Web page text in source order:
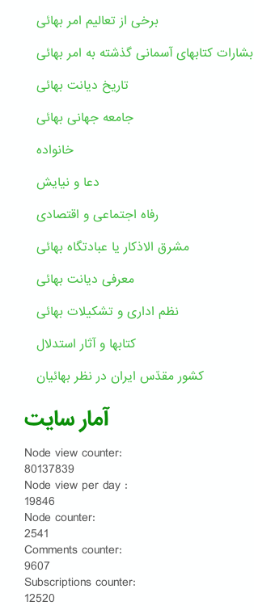
برخی از تعالیم امر بهائی
بشارات کتابهای آسمانی گذشته به امر بهائی
تاریخ دیانت بهائی
جامعه جهانی بهائی
خانواده
دعا و نیایش
رفاه اجتماعی و اقتصادی
مشرق الاذکار یا عبادتگاه بهائی
معرفی دیانت بهائی
نظم اداری و تشکیلات بهائی
کتابها و آثار استدلال
کشور مقدّس ایران در نظر بهائیان
آمار سایت
Node view counter:
80137839
Node view per day :
19846
Node counter:
2541
Comments counter:
9607
Subscriptions counter:
12520